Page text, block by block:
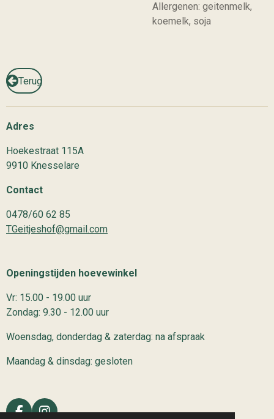
Allergenen: geitenmelk,
koemelk, soja
Terug
Adres
Hoekestraat 115A
9910 Knesselare
Contact
0478/60 62 85
TGeitjeshof@gmail.com
Openingstijden hoevewinkel
Vr: 15.00 - 19.00 uur
Zondag: 9.30 - 12.00 uur
Woensdag, donderdag & zaterdag: na afspraak
Maandag & dinsdag: gesloten
F I